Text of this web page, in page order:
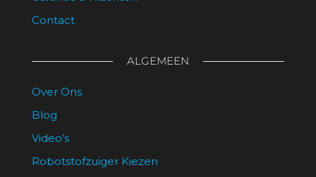
Contact
ALGEMEEN
Over Ons
Blog
Video’s
Robotstofzuiger Kiezen